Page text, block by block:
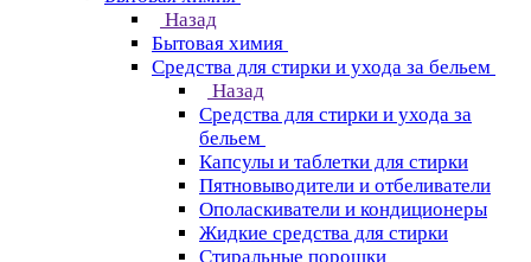
Назад
Бытовая химия
Средства для стирки и ухода за бельем
Назад
Средства для стирки и ухода за
бельем
Капсулы и таблетки для стирки
Пятновыводители и отбеливатели
Ополаскиватели и кондиционеры
Жидкие средства для стирки
Стиральные порошки